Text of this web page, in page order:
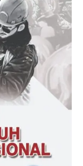
enam data yang
sesuai
data